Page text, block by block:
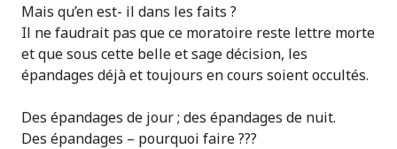
Mais qu’en est- il dans les faits ?
Il ne faudrait pas que ce moratoire reste lettre morte
et que sous cette belle et sage décision, les
épandages déjà et toujours en cours soient occultés.
Des épandages de jour ; des épandages de nuit.
Des épandages – pourquoi faire ???